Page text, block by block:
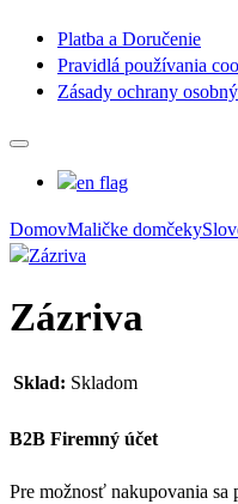
Platba a Doručenie
Pravidlá používania
Zásady ochrany
DomovMaličke domčeky
Zázriva
Sklad: Skladom
B2B Firemný účet
Pre možnosť nakupovania sa